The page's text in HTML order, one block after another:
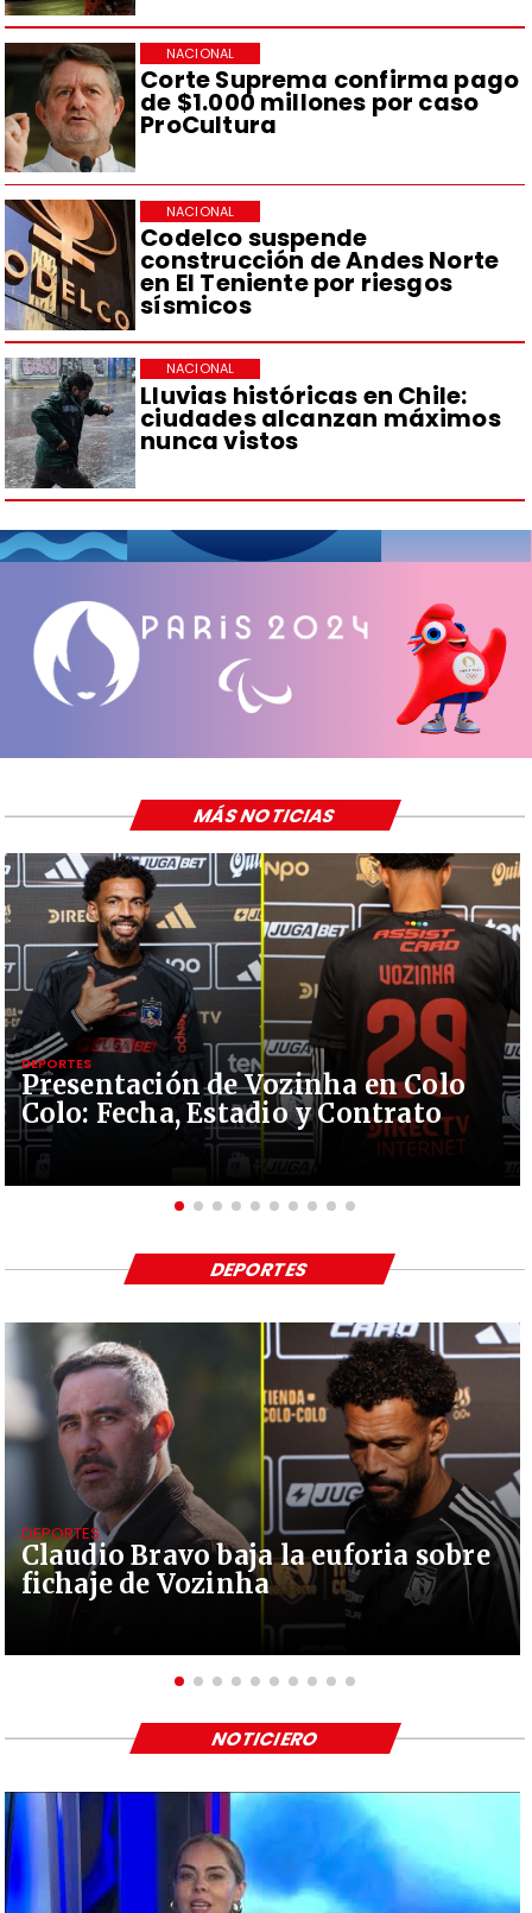
Corte Suprema confirma pago
de $1.000 millones por caso
ProCultura
NACIONAL
Codelco suspende
construcción de Andes Norte
en El Teniente por riesgos
sísmicos
NACIONAL
Lluvias históricas en Chile:
ciudades alcanzan máximos
nunca vistos
NACIONAL
Presentación de Vozinha en Colo
Colo: Fecha, Estadio y Contrato
DEPORTES
MÁS NOTICIAS
Claudio Bravo baja la euforia sobre
fichaje de Vozinha
DEPORTES
DEPORTES
NOTICIERO